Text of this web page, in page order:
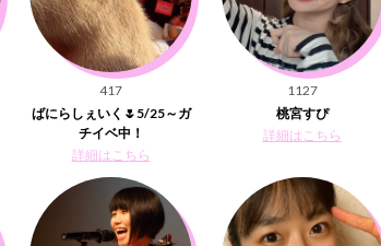
417
ばにらしぇいく🌷5/25～ガ
チイベ中！
詳細はこちら
1127
桃宮すぴ
詳細はこちら